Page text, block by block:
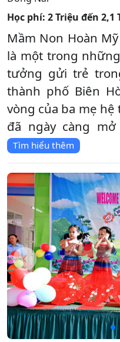
Học phí: 2 Triệu đến 2,1
Mầm Non Hoàn
là một trong
tưởng gửi trẻ
thành phố Biên
vòng của ba mẹ
đã ngày càng
Tìm hiểu thêm